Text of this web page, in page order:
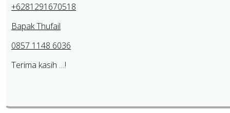
+6281291670518
Bapak Thufail
0857 1148 6036
Terima kasih …!